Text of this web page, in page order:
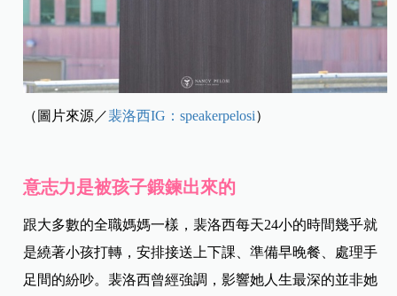
（圖片來源／裴洛西IG：speakerpelosi）
意志力是被孩子鍛鍊出來的
跟大多數的全職媽媽一樣，裴洛西每天24小的時間幾乎就
是繞著小孩打轉，安排接送上下課、準備早晚餐、處理手
足間的紛吵。裴洛西曾經強調，影響她人生最深的並非她